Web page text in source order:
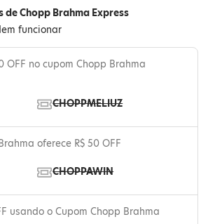
de Chopp Brahma Express
funcionar
OFF no cupom Chopp Brahma
CHOPPMELIUZ
oferece R$ 50 OFF
CHOPPAWIN
usando o Cupom Chopp Brahma